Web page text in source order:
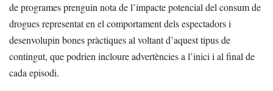
de programes prenguin nota de l’impacte potencial del consum de
drogues representat en el comportament dels espectadors i
desenvolupin bones pràctiques al voltant d’aquest tipus de
contingut, que podrien incloure advertències a l’inici i al final de
cada episodi.